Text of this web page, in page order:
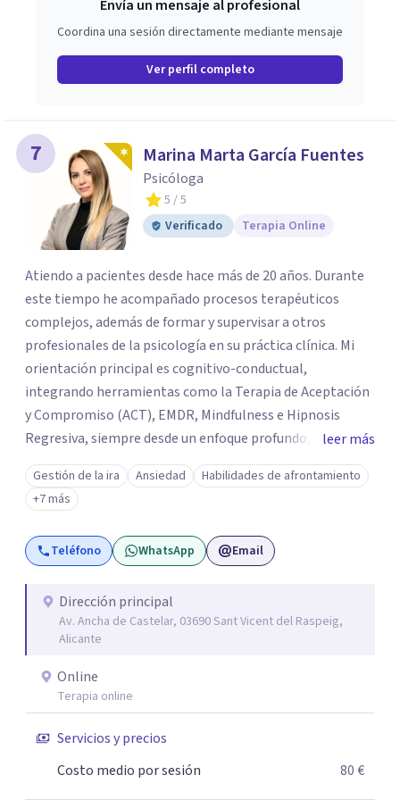
Envía un mensaje al profesional
Coordina una sesión directamente mediante mensaje
Ver perfil completo
7 Marina Marta García Fuentes
Psicóloga
5 / 5
Verificado
Terapia Online
Atiendo a pacientes desde hace más de 20 años. Durante
este tiempo he acompañado procesos terapéuticos
complejos, además de formar y supervisar a otros
profesionales de la psicología en su práctica clínica. Mi
orientación principal es cognitivo-conductual,
integrando herramientas como la Terapia de Aceptación
y Compromiso (ACT), EMDR, Mindfulness e Hipnosis
Regresiva, siempre desde un enfoque profundo,
respetuoso y adaptado a cada persona. También
acompaño procesos de crecimiento personal y terapia
del alma orientados al trabajo emocional, la búsqueda de
sentido, el autoconocimiento y la conexión interior. Mi
objetivo es ayudar a las personas a comprenderse mejor,
necesarios para vivir con mayor equilibrio y plenitud.
leer más
Gestión de la ira Ansiedad
Habilidades de afrontamiento
+7 más
Teléfono WhatsApp Email
Dirección principal
Av. Ancha de Castelar, 03690 Sant Vicent del Raspeig,
Alicante
Online
Terapia online
Servicios y precios
Costo medio por sesión
80 €